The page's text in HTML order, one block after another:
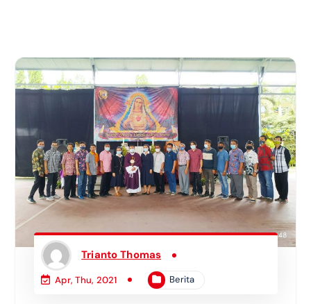
Trianto Thomas
Apr, Thu, 2021 Berita